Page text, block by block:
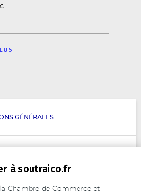
GÉNÉRALES
PRODUCTION
à soutraico.fr
Chambre de Commerce et